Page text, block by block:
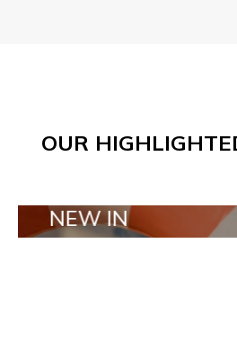
OUR
IN